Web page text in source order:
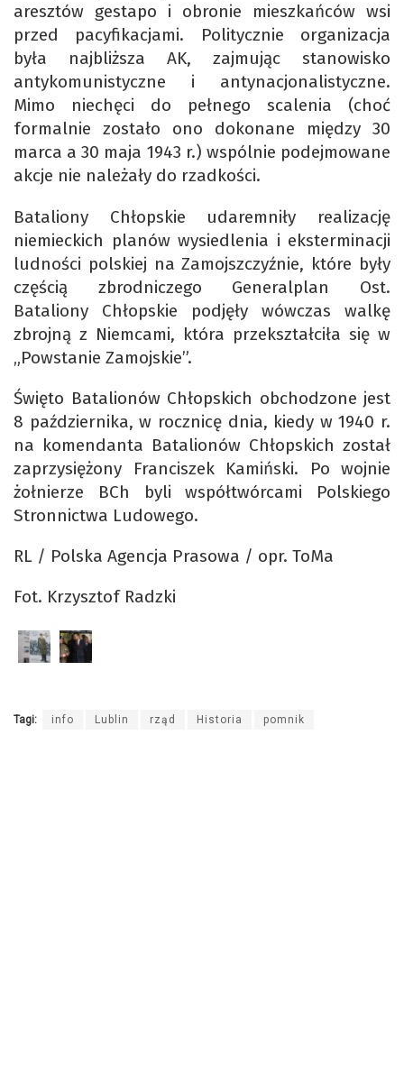
aresztów gestapo i obronie mieszkańców wsi
przed pacyfikacjami. Politycznie organizacja
była najbliższa AK, zajmując stanowisko
antykomunistyczne i antynacjonalistyczne.
Mimo niechęci do pełnego scalenia (choć
formalnie zostało ono dokonane między 30
marca a 30 maja 1943 r.) wspólnie podejmowane
akcje nie należały do rzadkości.
Bataliony Chłopskie udaremniły realizację
niemieckich planów wysiedlenia i eksterminacji
ludności polskiej na Zamojszczyźnie, które były
częścią zbrodniczego Generalplan Ost.
Bataliony Chłopskie podjęły wówczas walkę
zbrojną z Niemcami, która przekształciła się w
„Powstanie Zamojskie”.
Święto Batalionów Chłopskich obchodzone jest
8 października, w rocznicę dnia, kiedy w 1940 r.
na komendanta Batalionów Chłopskich został
zaprzysiężony Franciszek Kamiński. Po wojnie
żołnierze BCh byli współtwórcami Polskiego
Stronnictwa Ludowego.
RL / Polska Agencja Prasowa / opr. ToMa
Fot. Krzysztof Radzki
Tagi: info Lublin rząd Historia pomnik